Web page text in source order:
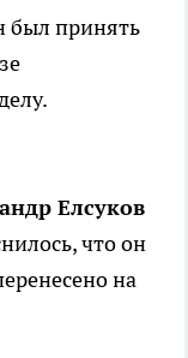
был принять
Елсуков
что он
на